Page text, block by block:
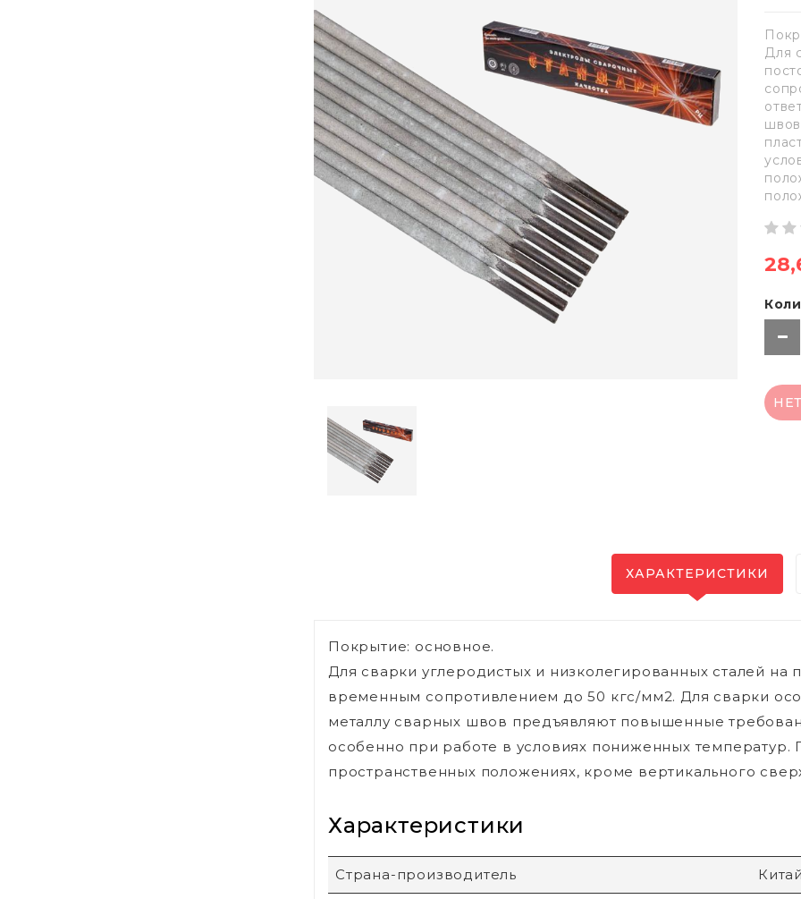
Для
ХАРАКТЕРИСТИКИ
Покрытие: основное.
Для сварки углеродистых и низколегированных сталей на
временным сопротивлением до 50 кгс/мм2. Для сварки
металлу сварных швов предъявляют повышенные
особенно при работе в условиях пониженных
пространственных положениях, кроме вертикального
Характеристики
Страна-производитель